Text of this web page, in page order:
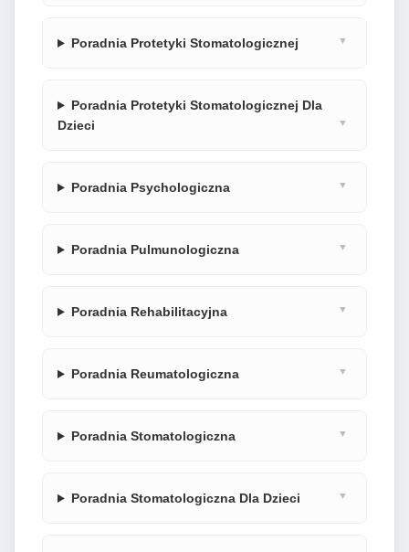
Poradnia Protetyki Stomatologicznej
Poradnia Protetyki Stomatologicznej Dla
Dzieci
Poradnia Psychologiczna
Poradnia Pulmunologiczna
Poradnia Rehabilitacyjna
Poradnia Reumatologiczna
Poradnia Stomatologiczna
Poradnia Stomatologiczna Dla Dzieci